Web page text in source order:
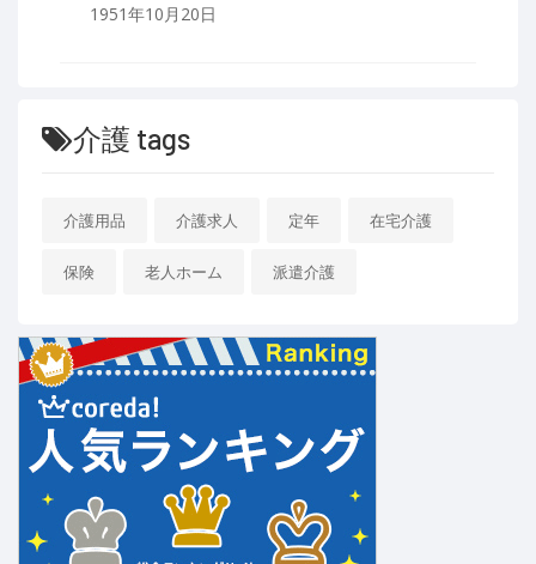
1951年10月20日
介護 tags
介護用品 介護求人 定年 在宅介護
保険 老人ホーム 派遣介護